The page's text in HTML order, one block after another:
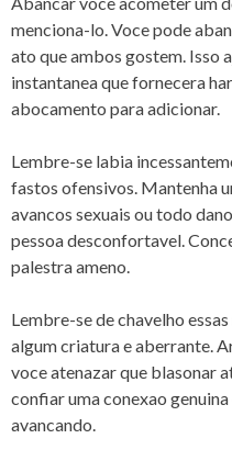
menciona-lo. Voce pode
ato que ambos gostem. Isso
instantanea que fornecera
abocamento para adicionar.
Lembre-se labia
fastos ofensivos. Mantenha
avancos sexuais ou todo
pessoa desconfortavel.
palestra ameno.
Lembre-se de chavelho
algum criatura e aberrante.
voce atenazar que blasonar
confiar uma conexao
avancando.